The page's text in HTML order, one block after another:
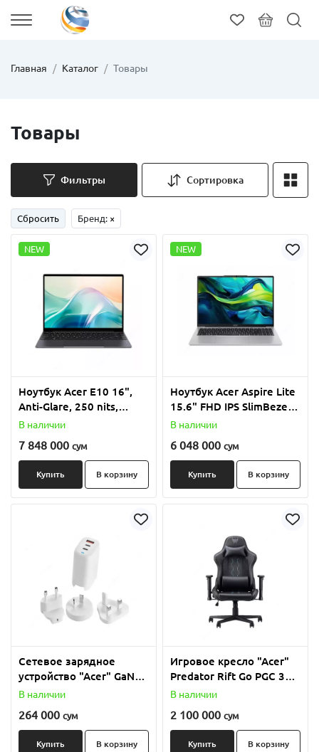
Главная Каталог Товары
Товары
Фильтры Сортировка
Сбросить Бренд: ×
NEW
Ноутбук Acer E10 16",
Anti-Glare, 250 nits,
1920x1200, Intel Core i5-
512GB SSD
В наличии
7 848 000 сум
Купить В корзину
NEW
Ноутбук Acer Aspire Lite
15.6" FHD IPS SlimBezel,
AMD Ryzen 5 7430U, 8GB
В наличии
6 048 000 сум
Купить В корзину
Сетевое зарядное
устройство "Acer" GaN
65W, three-port Charger,
EU and UK plug (Арт. -
GP.ADT11.011)
В наличии
264 000 сум
Купить В корзину
Игровое кресло "Acer"
Predator Rift Go PGC 331
(Арт.- GP.GCR11.00Y)
В наличии
2 100 000 сум
Купить В корзину